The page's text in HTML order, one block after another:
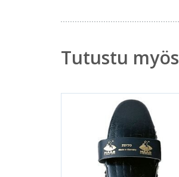
Tutustu myös